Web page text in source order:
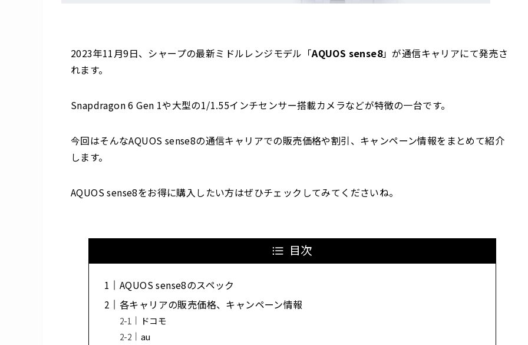
2023年11月9日、シャープの最新ミドルレンジモデル「AQUOS sense8」が通信キャリアにて発売さ
れます。
Snapdragon 6 Gen 1や大型の1/1.55インチセンサー搭載カメラなどが特徴の一台です。
今回はそんなAQUOS sense8の通信キャリアでの販売価格や割引、キャンペーン情報をまとめて紹介
します。
AQUOS sense8をお得に購入したい方はぜひチェックしてみてくださいね。
目次
AQUOS sense8のスペック
各キャリアの販売価格、キャンペーン情報
ドコモ
au